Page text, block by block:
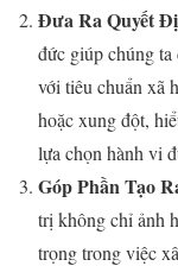
Đưa Ra Quyết
đức giúp chúng
với tiêu chuẩn xã
hoặc xung đột,
lựa chọn hành vi
Góp Phần Tạo
trị không chỉ ảnh
trọng trong việc